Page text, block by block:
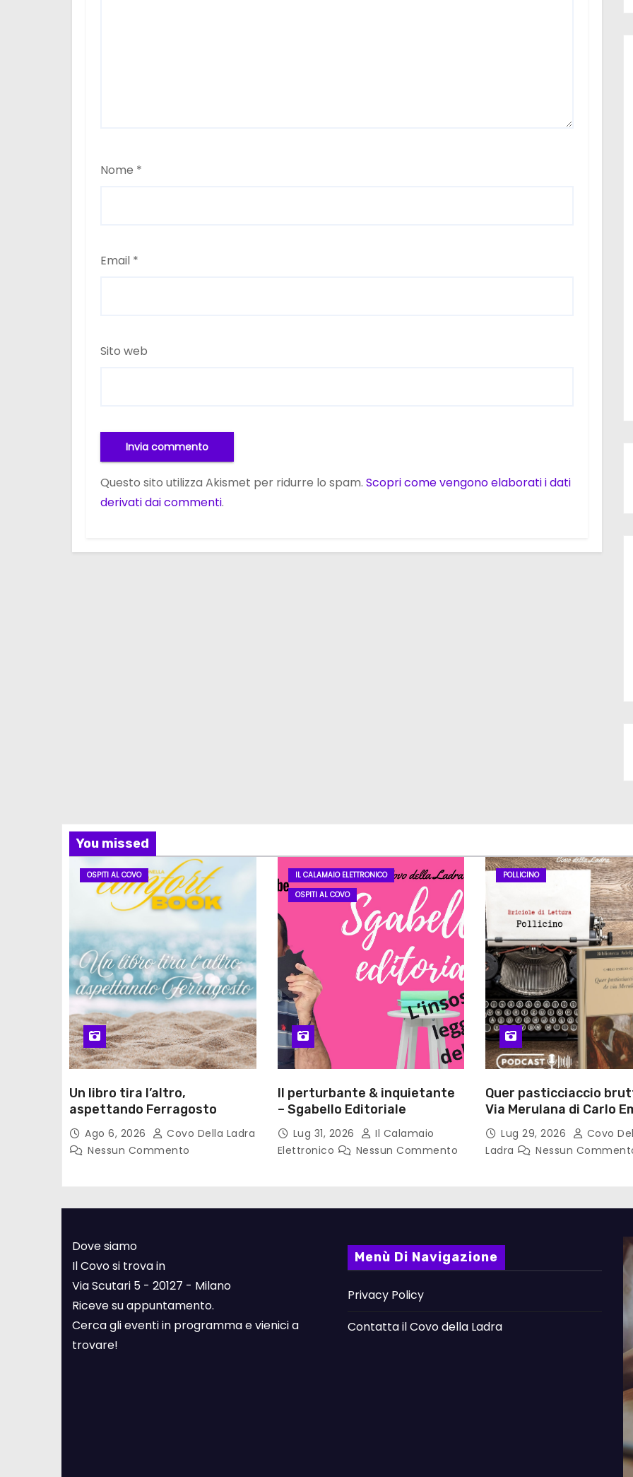
Nome *
Email *
Sito web
Questo sito utilizza Akismet per ridurre lo spam. Scopri come vengono elaborati i dati
derivati dai commenti.
You missed
OSPITI AL COVO
Un libro tira l’altro,
aspettando Ferragosto
Ago 6, 2026
Covo Della Ladra
Nessun Commento
IL CALAMAIO ELETTRONICO
OSPITI AL COVO
Il perturbante & inquietante
– Sgabello Editoriale
Lug 31, 2026
Il Calamaio
Elettronico
Nessun Commento
POLLICINO
Quer pasticciaccio
Via Merulana di Carlo
Gadda – Pollicino.
lettura
Lug 29, 2026
Covo
Ladra
Nessun
Dove siamo
Il Covo si trova in
Via Scutari 5 - 20127 - Milano
Riceve su appuntamento.
Cerca gli eventi in programma e vienici a
trovare!
Menù Di Navigazione
Privacy Policy
Contatta il Covo della Ladra